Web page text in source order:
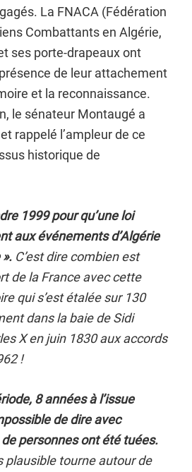
La FNACA (Fédération
Combattants en Algérie,
ses porte-drapeaux ont
de leur attachement
et la reconnaissance.
le sénateur Montaugé a
rappelé l’ampleur de ce
historique de
1999 pour qu’une loi
aux événements d’Algérie
C’est dire combien est
de la France avec cette
qui s’est étalée sur 130
dans la baie de Sidi
X en juin 1830 aux accords
!
8 années à l’issue
de dire avec
personnes ont été tuées.
plausible tourne autour de